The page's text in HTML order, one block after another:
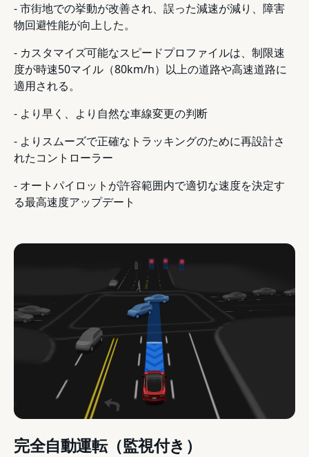
- 市街地での挙動が改善され、誤った減速が減り、障害
物回避性能が向上した。
- カスタマイズ可能なスピードプロファイルは、制限速
度が時速50マイル（80km/h）以上の道路や高速道路に
適用される。
- より早く、より自然な車線変更の判断
- よりスムーズで正確なトラッキングのために再設計さ
れたコントローラー
- オートパイロットが許容範囲内で適切な速度を決定す
る最高速度アップデート
完全自動運転（監視付き）